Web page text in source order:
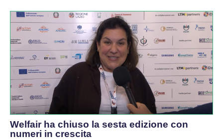
Welfair ha chiuso la sesta edizione con
numeri in crescita